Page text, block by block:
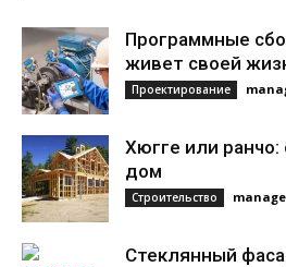
Программные
живет своей
Проектирование
Хюгге или
дом
Строительство
Стеклянный